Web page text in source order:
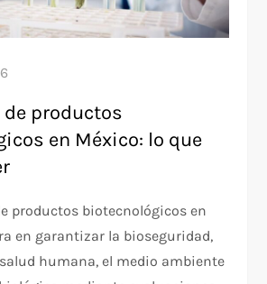
de productos
en México: lo que
productos biotecnológicos en
en garantizar la bioseguridad,
humana, el medio ambiente